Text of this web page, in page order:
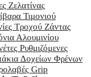
Ζελατίνας
Τιμονιού
Τροχού Ζάντας
Αλουμινίου
Ρυθμιζόμενες
Δοχείων Φρένων
Grip